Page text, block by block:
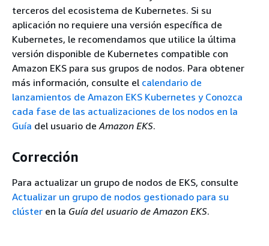
terceros del ecosistema de Kubernetes. Si su
aplicación no requiere una versión específica de
Kubernetes, le recomendamos que utilice la última
versión disponible de Kubernetes compatible con
Amazon EKS para sus grupos de nodos. Para obtener
más información, consulte el calendario de
lanzamientos de Amazon EKS Kubernetes y Conozca
cada fase de las actualizaciones de los nodos en la
Guía del usuario de Amazon EKS.
Corrección
Para actualizar un grupo de nodos de EKS, consulte
Actualizar un grupo de nodos gestionado para su
clúster en la Guía del usuario de Amazon EKS.